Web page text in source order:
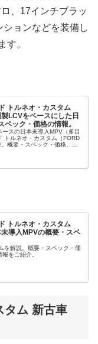
、17インチブラッ
ョンなどを装備し
す。
トルネオ・カスタム
LCVをベースにした日
ック・価格の情報。
スの日本未導入MPV（多目
トルネオ・カスタム（FORD
概要・スペック・価格、並
トルネオ・カスタム
未導入MPVの概要・スペ
を解説。概要・スペック・価
をご紹介。
タム 新古車